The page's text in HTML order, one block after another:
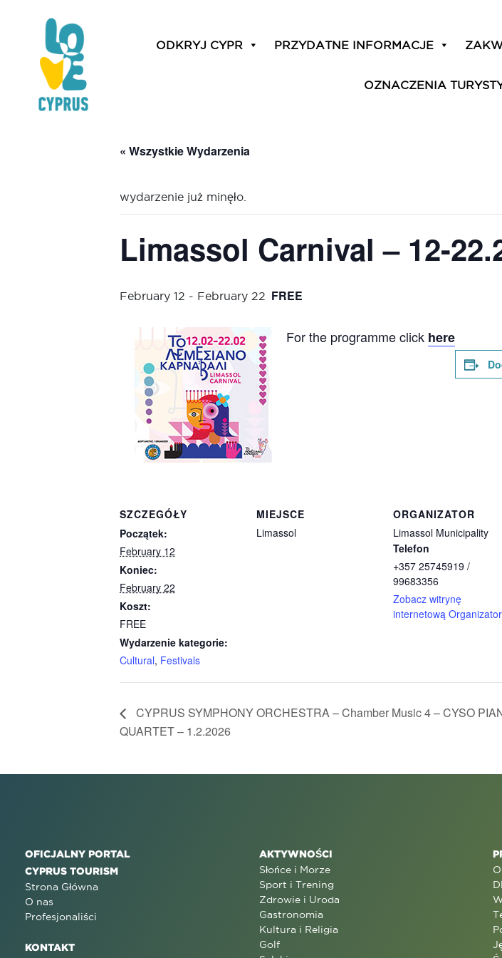
ODKRYJ CYPR PRZYDATNE INFORMACJE
OZNACZENIA
« Wszystkie Wydarzenia
wydarzenie już minęło.
Limassol Carnival – 12-
February 12 - February 22 FREE
For the programme click here
SZCZEGÓŁY
Początek:
February 12
Koniec:
February 22
Koszt:
FREE
Wydarzenie kategorie:
Cultural, Festivals
MIEJSCE
Limassol
ORGANIZATOR
Limassol Municipality
Telefon
+357 25745919 /
99683356
Zobacz witrynę
internetową Organizator
CYPRUS SYMPHONY ORCHESTRA – Chamber Music 4 – CYSO
QUARTET – 1.2.2026
OFICJALNY PORTAL
CYPRUS TOURISM
Strona Główna
O nas
Profesjonaliści
KONTAKT
AKTYWNOŚCI
Słońce i Morze
Sport i Trening
Zdrowie i Uroda
Gastronomia
Kultura i Religia
Golf